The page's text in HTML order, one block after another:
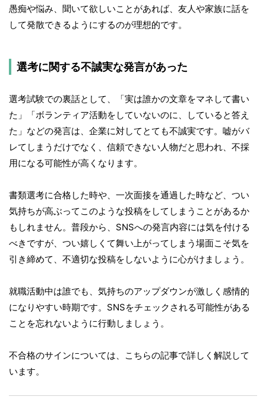
愚痴や悩み、聞いて欲しいことがあれば、友人や家族に話を
して発散できるようにするのが理想的です。
選考に関する不誠実な発言があった
選考試験での裏話として、「実は誰かの文章をマネして書い
た」「ボランティア活動をしていないのに、していると答え
た」などの発言は、企業に対してとても不誠実です。嘘がバ
レてしまうだけでなく、信頼できない人物だと思われ、不採
用になる可能性が高くなります。
書類選考に合格した時や、一次面接を通過した時など、つい
気持ちが高ぶってこのような投稿をしてしまうことがあるか
もしれません。普段から、SNSへの発言内容には気を付ける
べきですが、つい嬉しくて舞い上がってしまう場面こそ気を
引き締めて、不適切な投稿をしないように心がけましょう。
就職活動中は誰でも、気持ちのアップダウンが激しく感情的
になりやすい時期です。SNSをチェックされる可能性がある
ことを忘れないように行動しましょう。
不合格のサインについては、こちらの記事で詳しく解説して
います。